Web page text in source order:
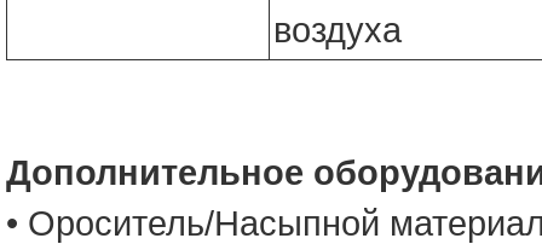
воздуха
Дополнительное
• Ороситель/Насыпной